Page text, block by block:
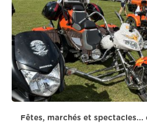
Fêtes, marchés et